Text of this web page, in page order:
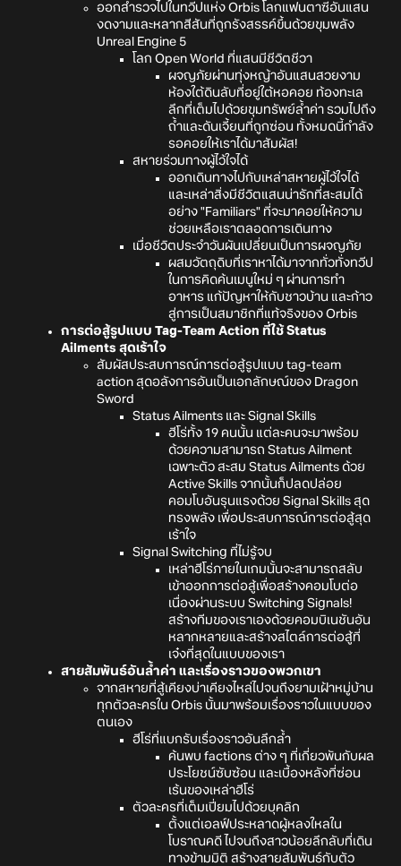
ออกสำรวจไปในทวีปแห่ง Orbis โลกแฟนตาซีอันแสน
งดงามและหลากสีสันที่ถูกรังสรรค์ขึ้นด้วยขุมพลัง
Unreal Engine 5
โลก Open World ที่แสนมีชีวิตชีวา
ผจญภัยผ่านทุ่งหญ้าอันแสนสวยงาม
ห้องใต้ดินลับที่อยู่ใต้หอคอย ท้องทะเล
ลึกที่เต็มไปด้วยขุมทรัพย์ล้ำค่า รวมไปถึง
ถ้ำและดันเจี้ยนที่ถูกซ่อน ทั้งหมดนี้กำลัง
รอคอยให้เราได้มาสัมผัส!
สหายร่วมทางผู้ไว้ใจได้
ออกเดินทางไปกับเหล่าสหายผู้ไว้ใจได้
และเหล่าสิ่งมีชีวิตแสนน่ารักที่สะสมได้
อย่าง "Familiars" ที่จะมาคอยให้ความ
ช่วยเหลือเราตลอดการเดินทาง
เมื่อชีวิตประจำวันผันเปลี่ยนเป็นการผจญภัย
ผสมวัตถุดิบที่เราหาได้มาจากทั่วทั่งทวีป
ในการคิดค้นเมนูใหม่ ๆ ผ่านการทำ
อาหาร แก้ปัญหาให้กับชาวบ้าน และก้าว
สู่การเป็นสมาชิกที่แท้จริงของ Orbis
การต่อสู้รูปแบบ Tag-Team Action ที่ใช้ Status
Ailments สุดเร้าใจ
สัมผัสประสบการณ์การต่อสู้รูปแบบ tag-team
action สุดอลังการอันเป็นเอกลักษณ์ของ Dragon
Sword
Status Ailments และ Signal Skills
ฮีโร่ทั้ง 19 คนนั้น แต่ละคนจะมาพร้อม
ด้วยความสามารถ Status Ailment
เฉพาะตัว สะสม Status Ailments ด้วย
Active Skills จากนั้นก็ปลดปล่อย
คอมโบอันรุนแรงด้วย Signal Skills สุด
ทรงพลัง เพื่อประสบการณ์การต่อสู้สุด
เร้าใจ
Signal Switching ที่ไม่รู้จบ
เหล่าฮีโร่ภายในเกมนั้นจะสามารถสลับ
เข้าออกการต่อสู้เพื่อสร้างคอมโบต่อ
เนื่องผ่านระบบ Switching Signals!
สร้างทีมของเราเองด้วยคอมบิเนชันอัน
หลากหลายและสร้างสไตล์การต่อสู้ที่
เจ๋งที่สุดในแบบของเรา
สายสัมพันธ์อันล้ำค่า และเรื่องราวของพวกเขา
จากสหายที่สู้เคียงบ่าเคียงไหล่ไปจนถึงยามเฝ้าหมู่บ้าน
ทุกตัวละครใน Orbis นั้นมาพร้อมเรื่องราวในแบบของ
ตนเอง
ฮีโร่ที่แบกรับเรื่องราวอันลึกล้ำ
ค้นพบ factions ต่าง ๆ ที่เกี่ยวพันกับผล
ประโยชน์ซับซ้อน และเบื้องหลังที่ซ่อน
เร้นของเหล่าฮีโร่
ตัวละครที่เต็มเปี่ยมไปด้วยบุคลิก
ตั้งแต่เอลฟ์ประหลาดผู้หลงใหลใน
โบราณคดี ไปจนถึงสาวน้อยลึกลับที่เดิน
ทางข้ามมิติ สร้างสายสัมพันธ์กับตัว